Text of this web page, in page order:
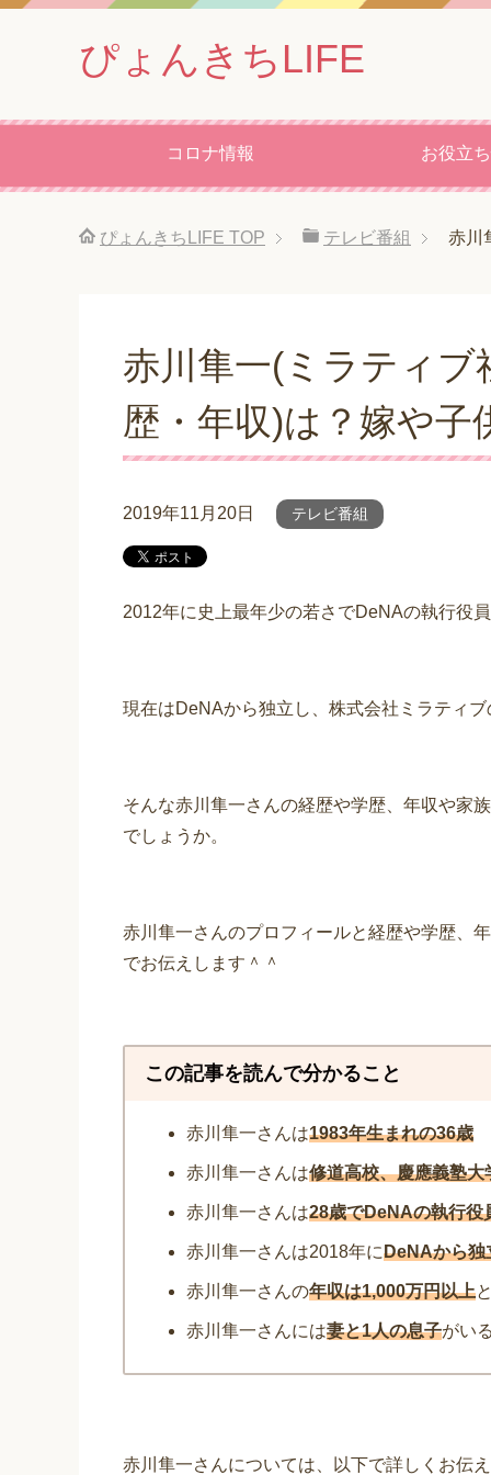
ぴょんきちLIFE
コロナ情報 お役立
ぴょんきちLIFE TOP テレビ番組 赤川
赤川隼一(ミラティブ
歴・年収)は？嫁や
2019年11月20日 テレビ番組
2012年に史上最年少の若さでDeNAの執行役
現在はDeNAから独立し、株式会社ミラティ
そんな赤川隼一さんの経歴や学歴、年収や家
でしょうか。
赤川隼一さんのプロフィールと経歴や学歴、
でお伝えします＾＾
この記事を読んで分かること
赤川隼一さんは1983年生まれの36歳
赤川隼一さんは修道高校、慶應義塾大
赤川隼一さんは28歳でDeNAの執行役
赤川隼一さんは2018年にDeNAから独
赤川隼一さんの年収は1,000万円以上
赤川隼一さんには妻と1人の息子がい
赤川隼一さんについては、以下で詳しくお伝